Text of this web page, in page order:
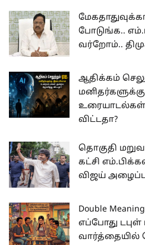
போடுங்க..
வர்றோம்..
ஆதிக்கம்
உரையாடல்கள்
விட்டதா?
தொகுதி
கட்சி
விஜய்
Double
எப்போது
வார்த்தையில்